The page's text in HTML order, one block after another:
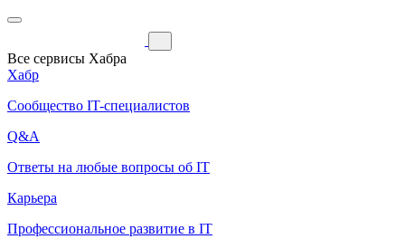
Все сервисы Хабра
Хабр
Сообщество IT-специалистов
Q&A
Ответы на любые вопросы об IT
Карьера
Профессиональное развитие в IT